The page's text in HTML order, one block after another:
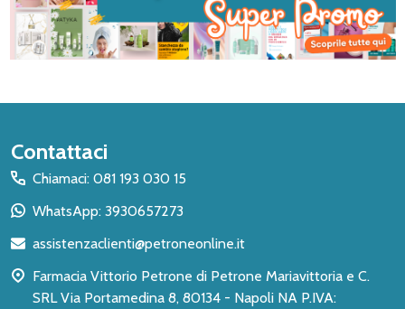
Inizio
del
piè
pagina
Contattaci
Chiamaci: 081 193 030 15
WhatsApp: 3930657273
assistenzaclienti@petroneonline.it
Farmacia Vittorio Petrone di Petrone Mariavittoria e C.
SRL Via Portamedina 8, 80134 - Napoli NA P.IVA: